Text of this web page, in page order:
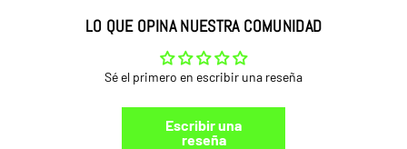
LO QUE OPINA NUESTRA COMUNIDAD
Sé el primero en escribir una reseña
Escribir una
reseña